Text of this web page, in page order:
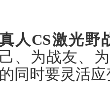
人CS激光野
己、为战友、
的同时要灵活应